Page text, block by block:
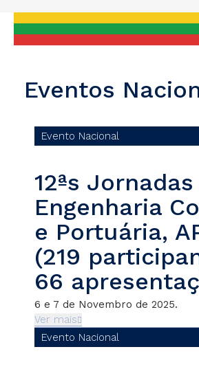
Eventos
Evento Nacional
12ªs
Engenharia
e Portuária,
(219
66
6 e 7 de Novembro de 2025.
Ver mais
Evento Nacional